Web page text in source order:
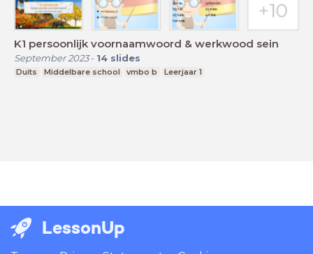
K1 persoonlijk voornaamwoord & werkwood sein
September 2023- 14 slides
Duits Middelbare school vmbo b Leerjaar 1
LessonUp